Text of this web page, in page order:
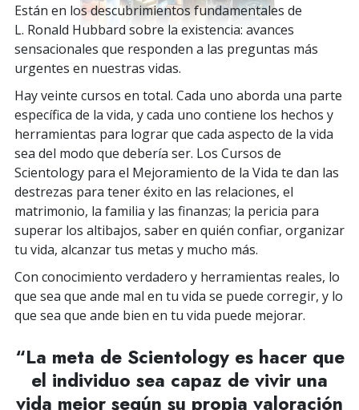
Están en los descubrimientos fundamentales de
L. Ronald Hubbard sobre la existencia: avances
sensacionales que responden a las preguntas más
urgentes en nuestras vidas.
Hay veinte cursos en total. Cada uno aborda una parte
específica de la vida, y cada uno contiene los hechos y
herramientas para lograr que cada aspecto de la vida
sea del modo que debería ser. Los Cursos de
Scientology para el Mejoramiento de la Vida te dan las
destrezas para tener éxito en las relaciones, el
matrimonio, la familia y las finanzas; la pericia para
superar los altibajos, saber en quién confiar, organizar
tu vida, alcanzar tus metas y mucho más.
Con conocimiento verdadero y herramientas reales, lo
que sea que ande mal en tu vida se puede corregir, y lo
que sea que ande bien en tu vida puede mejorar.
“La meta de Scientology es hacer que
el individuo sea capaz de vivir una
vida mejor según su propia valoración